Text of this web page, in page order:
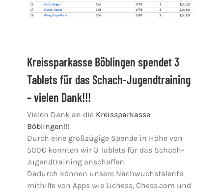
Kreissparkasse Böblingen spendet 3
Tablets für das Schach-Jugendtraining
– vielen Dank!!!
Vielen Dank an die Kreissparkasse
Böblingen!!!
Durch eine großzügige Spende in Höhe von
500€ konnten wir 3 Tablets für das Schach-
Jugendtraining anschaffen.
Dadurch können unsere Nachwuchstalente
mithilfe von Apps wie Lichess, Chess.com und